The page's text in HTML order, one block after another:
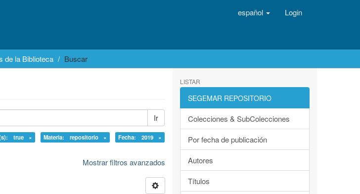
español Login
de la Biblioteca Buscar
Ir
true × Materia: repositorio ×
Fecha: 2019 ×
Mostrar filtros avanzados
LISTAR
SEGEMAR REPOSITORIO
Colecciones & SubColecciones
Por fecha de publicación
Autores
Títulos